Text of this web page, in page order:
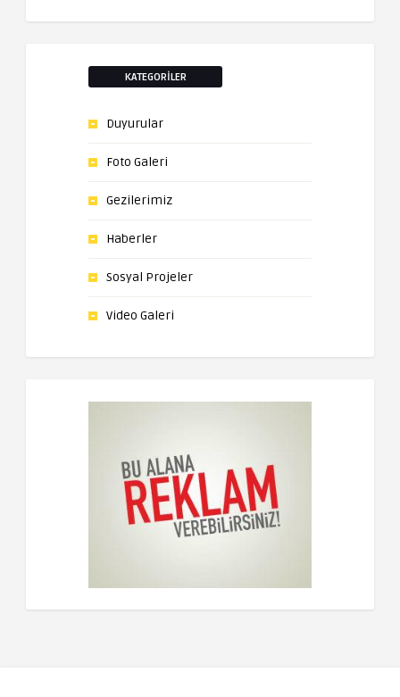
KATEGORILER
Duyurular
Foto Galeri
Gezilerimiz
Haberler
Sosyal Projeler
Video Galeri